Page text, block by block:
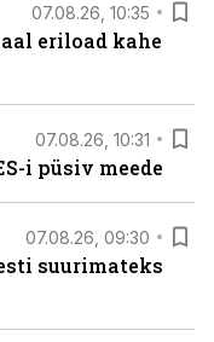
07.08.26, 10:35
eriload kahe
07.08.26, 10:31
i püsiv meede
07.08.26, 09:30
suurimateks